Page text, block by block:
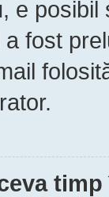
e
fost